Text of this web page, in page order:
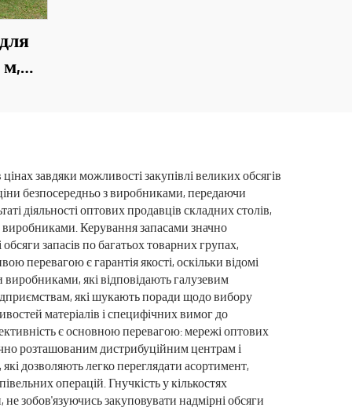
м,
завдяки можливості закупівлі великих обсягів
безпосередньо з виробниками, передаючи
діяльності оптових продавців складних столів,
виробниками. Керування запасами значно
запасів по багатьох товарних групах,
перевагою є гарантія якості, оскільки відомі
які відповідають галузевим
які шукають поради щодо вибору
матеріалів і специфічних вимог до
є основною перевагою: мережі оптових
розташованим дистрибуційним центрам і
дозволяють легко переглядати асортимент,
операцій. Гнучкість у кількостях
зобов'язуючись закуповувати надмірні обсяги